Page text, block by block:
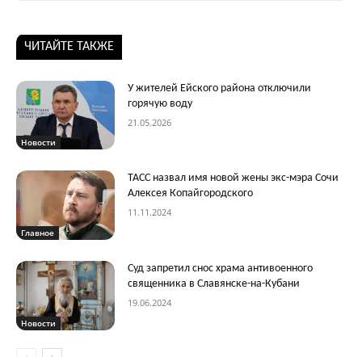
ЧИТАЙТЕ ТАКЖЕ
Новости
У жителей Ейского района отключили
горячую воду
21.05.2026
Главное
ТАСС назвал имя новой жены экс-мэра Сочи
Алексея Копайгородского
11.11.2024
Новости
Суд запретил снос храма антивоенного
священника в Славянске-на-Кубани
19.06.2024